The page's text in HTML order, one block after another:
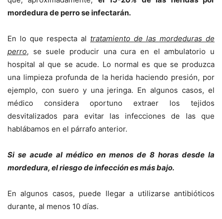
mordedura de perro se infectarán.
En lo que respecta al tratamiento de las mordeduras de
perro, se suele producir una cura en el ambulatorio u
hospital al que se acude. Lo normal es que se produzca
una limpieza profunda de la herida haciendo presión, por
ejemplo, con suero y una jeringa. En algunos casos, el
médico considera oportuno extraer los tejidos
desvitalizados para evitar las infecciones de las que
hablábamos en el párrafo anterior.
Si se acude al médico en menos de 8 horas desde la
mordedura, el riesgo de infección es más bajo.
En algunos casos, puede llegar a utilizarse antibióticos
durante, al menos 10 días.